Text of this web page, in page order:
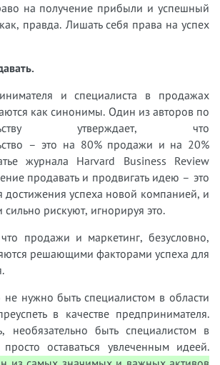
на получение прибыли и успешный
правда. Лишать себя права на успех
и специалиста в продажах
как синонимы. Один из авторов по
утверждает, что
– это на 80% продажи и на 20%
журнала Harvard Business Review
продавать и продвигать идею – это
достижения успеха новой компанией, и
рискуют, игнорируя это.
продажи и маркетинг, безусловно,
решающими факторами успеха для
не нужно быть специалистом в области
в качестве предпринимателя.
необязательно быть специалистом в
оставаться увлеченным идеей.